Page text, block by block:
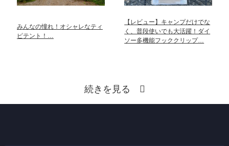
みんなの憧れ！オシャレなティ
ピテント！…
【レビュー】キャンプだけでな
く、普段使いでも大活躍！ダイ
ソー多機能フッククリップ…
続きを見る